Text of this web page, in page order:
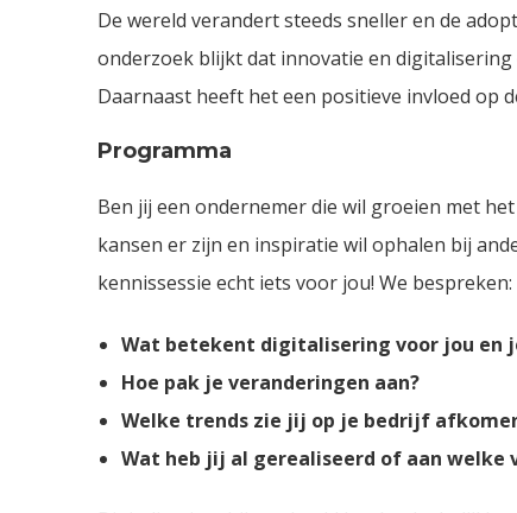
De wereld verandert steeds sneller en de
onderzoek blijkt dat innovatie en
Daarnaast heeft het een positieve invloed op
Programma
Ben jij een ondernemer die wil groeien met
kansen er zijn en inspiratie wil ophalen bij
kennissessie echt iets voor jou! We bespreken:
Wat betekent digitalisering voor jou en
Hoe pak je veranderingen aan?
Welke trends zie jij op je bedrijf
Wat heb jij al gerealiseerd of aan